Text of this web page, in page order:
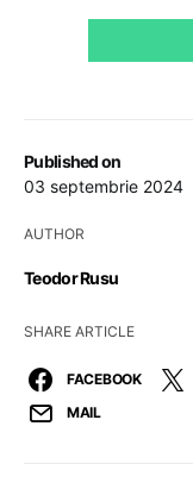
Published on
03 septembrie 2024
AUTHOR
Teodor Rusu
SHARE ARTICLE
FACEBOOK
MAIL